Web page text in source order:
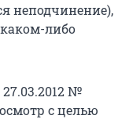
неподчинение),
либо
№
с целью